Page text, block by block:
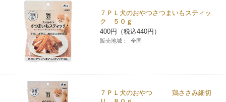
モバイルバッテリーシェアリング（店舗限定）
モバイルWi-Fiバッテリーシェアリング（店舗限定）
７ＰＬ犬のおやつさつまいもスティッ
ク ５０ｇ
400円（税込440円）
販売地域： 全国
７ＰＬ犬のおやつ 鶏ささみ細切